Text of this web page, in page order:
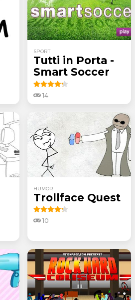
SPORT
Tutti in Porta -
Smart Soccer
14
HUMOR
Trollface Quest
10